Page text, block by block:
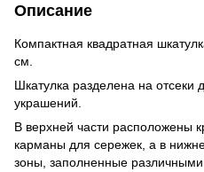
Описание
Компактная квадратная
см.
Шкатулка разделена на отсеки
украшений.
В верхней части расположены
карманы для сережек, а в
зоны, заполненные